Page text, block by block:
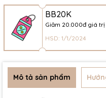
BB20K
Giảm 20.000đ giá
HSD: 1/1/2024
Mô tả sản phẩm